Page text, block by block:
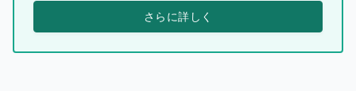
さらに詳しく